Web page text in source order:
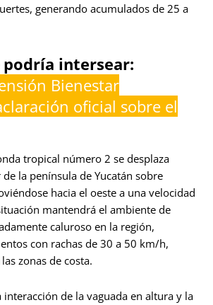
generando acumulados de 25 a
intersear:
Bienestar
oficial sobre el
tropical número 2 se desplaza
la península de Yucatán sobre
hacia el oeste a una velocidad
mantendrá el ambiente de
caluroso en la región,
con rachas de 30 a 50 km/h,
zonas de costa.
interacción de la vaguada en altura y la